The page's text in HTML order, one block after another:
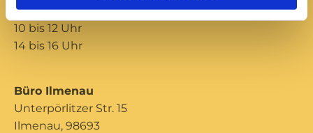
Donnerstag
10 bis 12 Uhr
14 bis 16 Uhr
Büro Ilmenau
Unterpörlitzer Str. 15
Ilmenau, 98693